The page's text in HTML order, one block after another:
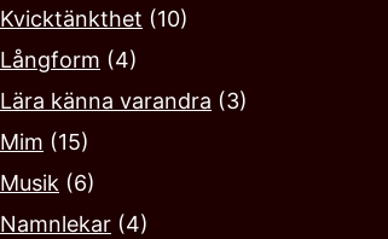
Kvicktänkthet (10)
Långform (4)
Lära känna varandra (3)
Mim (15)
Musik (6)
Namnlekar‎ (4)